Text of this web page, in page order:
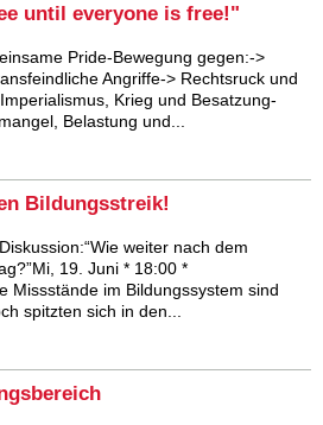
until everyone is free!"
Pride-Bewegung gegen:->
Angriffe-> Rechtsruck und
Krieg und Besatzung-
Belastung und...
Bildungsstreik!
weiter nach dem
19. Juni * 18:00 *
Missstände im Bildungssystem sind
spitzten sich in den...